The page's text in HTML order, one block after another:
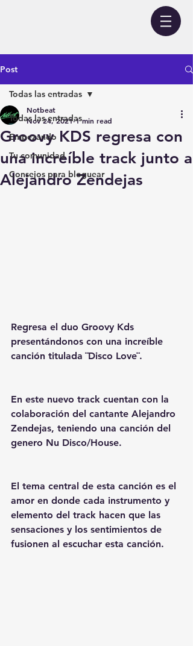
Post
Todas las entradas
Empezando
Tu comunidad
Consejos para bloguear
Todas las entradas
Groovy KDS regresa con
una increíble track junto a
Alejandro Zendejas
Notbeat
Nov 24, 2021 1 min read
Regresa el duo Groovy Kds
presentándonos con una increíble
canción titulada ¨Disco Love¨.
En este nuevo track cuentan con la
colaboración del cantante Alejandro
Zendejas, teniendo una canción del
genero Nu Disco/House.
El tema central de esta canción es el
amor en donde cada instrumento y
elemento del track hacen que las
sensaciones y los sentimientos de
fusionen al escuchar esta canción.